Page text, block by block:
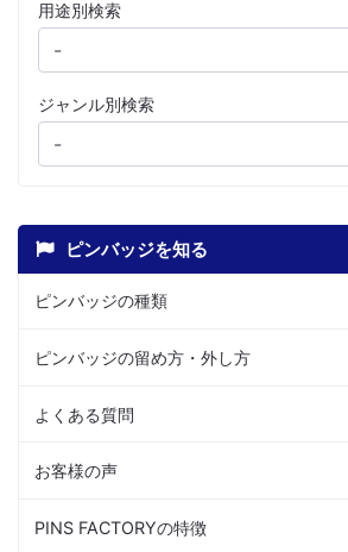
用途別検索
ジャンル別検索
ピンバッジを知る
ピンバッジの種類
ピンバッジの留め方・外し方
よくある質問
お客様の声
PINS FACTORYの特徴